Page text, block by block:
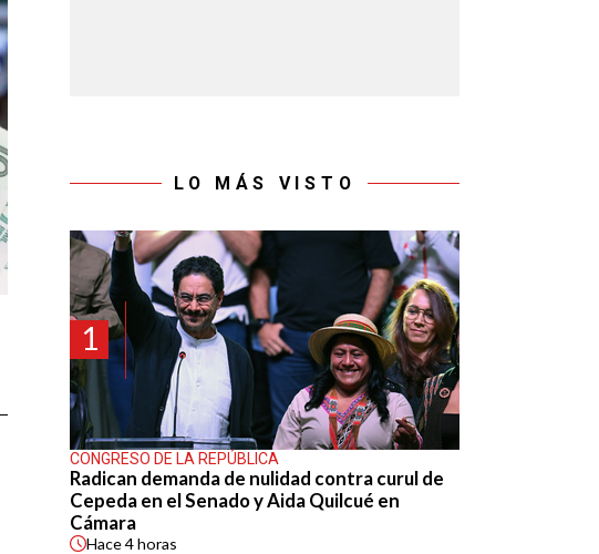
LO MÁS VISTO
1
CONGRESO DE LA REPÚBLICA
Radican demanda de nulidad contra curul de
Cepeda en el Senado y Aida Quilcué en
Cámara
Hace4 horas